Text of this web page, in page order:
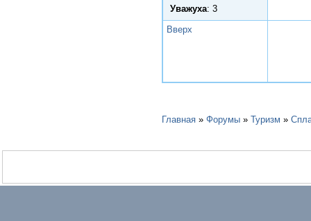
Уважуха: 3
Вверх
Главная » Форумы » Туризм »